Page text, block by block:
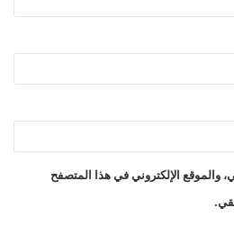
والموقع الإلكتروني في هذا المتصفح